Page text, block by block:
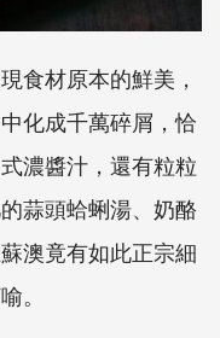
食材原本的鮮美，
化成千萬碎屑，恰
濃醬汁，還有粒粒
蒜頭蛤蜊湯、奶酪
澳竟有如此正宗細
。